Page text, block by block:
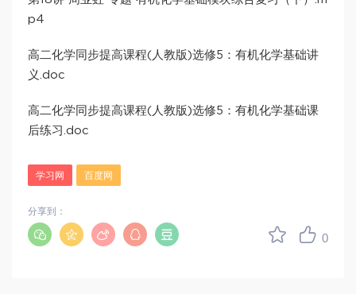
p4
高二化学同步提高课程(人教版)选修5：有机化学基础讲
义.doc
高二化学同步提高课程(人教版)选修5：有机化学基础课
后练习.doc
学习网 百度网
0
分享到：